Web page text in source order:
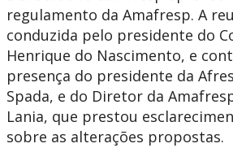
regulamento da Amafresp. A
conduzida pelo presidente do
Henrique do Nascimento, e
presença do presidente da
Spada, e do Diretor da
Lania, que prestou
sobre as alterações propostas.